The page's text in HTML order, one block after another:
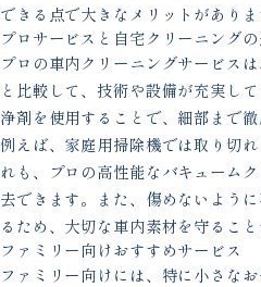
できる点で大きなメリットがありま
プロサービスと自宅クリーニングの
プロの車内クリーニングサービス
と比較して、技術や設備が充実し
浄剤を使用することで、細部まで徹
例えば、家庭用掃除機では取り切
れも、プロの高性能なバキューム
去できます。また、傷めないよう
るため、大切な車内素材を守ること
ファミリー向けおすすめサービス
ファミリー向けには、特に小さな